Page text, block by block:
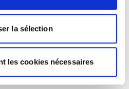
la sélection
les cookies nécessaires